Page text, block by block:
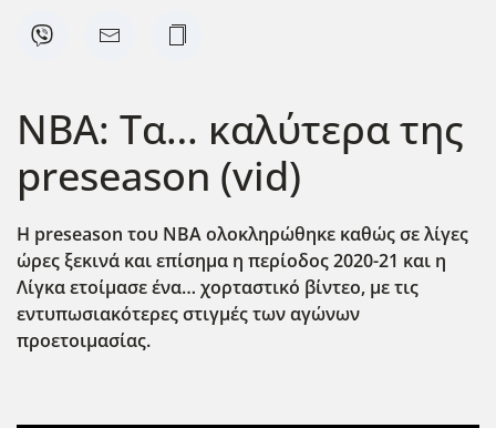
NBA: Τα… καλύτερα της
preseason (vid)
Η preseason του ΝΒΑ ολοκληρώθηκε καθώς σε λίγες
ώρες ξεκινά και επίσημα η περίοδος 2020-21 και η
Λίγκα ετοίμασε ένα… χορταστικό βίντεο, με τις
εντυπωσιακότερες στιγμές των αγώνων
προετοιμασίας.